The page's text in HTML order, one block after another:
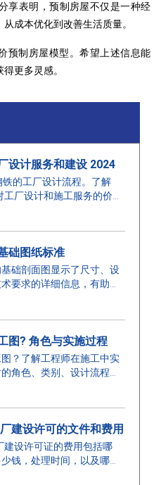
享表明，预制房屋不仅是一种经
成本优化到改善生活质量。
预制房屋模型。希望上述信息能
更多灵感。
设计服务和建设 2024
铁的工厂设计流程。了解
工厂设计和施工服务的价
础图纸标准
础剖面图显示了尺寸、设
要求的详细信息，有助于
图? 角色与实施过程
？了解工程师在施工中实
角色、类别、设计流程和
建设许可的文件和费用
建设许可证的费用包括哪
钱，处理时间，以及哪个